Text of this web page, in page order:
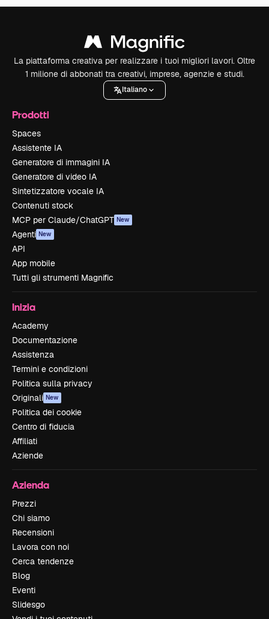
La piattaforma creativa per realizzare i tuoi migliori lavori. Oltre
1 milione di abbonati tra creativi, imprese, agenzie e studi.
Italiano
Prodotti
Spaces
Assistente IA
Generatore di immagini IA
Generatore di video IA
Sintetizzatore vocale IA
Contenuti stock
MCP per Claude/ChatGPT New
Agenti New
API
App mobile
Tutti gli strumenti Magnific
Inizia
Academy
Documentazione
Assistenza
Termini e condizioni
Politica sulla privacy
Originali New
Politica dei cookie
Centro di fiducia
Affiliati
Aziende
Azienda
Prezzi
Chi siamo
Recensioni
Lavora con noi
Cerca tendenze
Blog
Eventi
Slidesgo